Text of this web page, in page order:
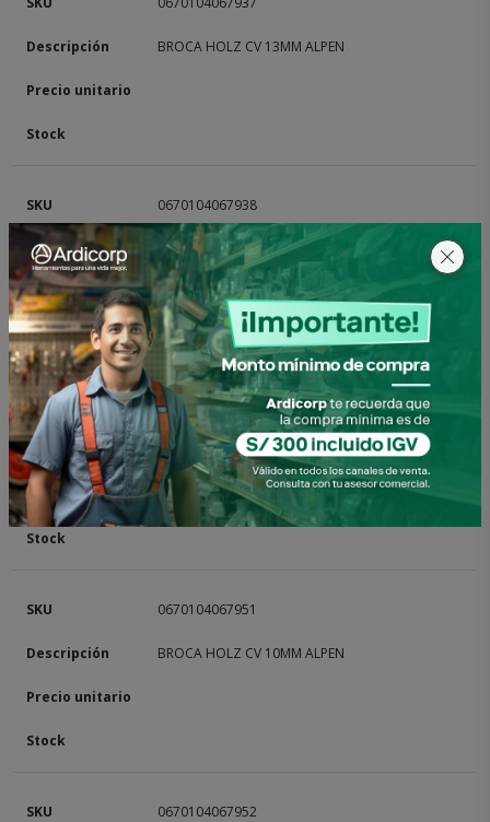
BROCA HOLZ CV 13MM ALPEN
0670104067938
BROCA HOLZ CV 16MM ALPEN
0670104067940
BROCA HOLZ CV 6MM ALPEN
0670104067951
BROCA HOLZ CV 10MM ALPEN
0670104067952